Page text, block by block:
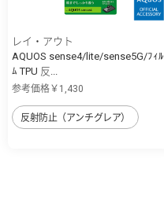
レイ・アウト
AQUOS sense4/lite/sense5G/ﾌｨﾙ
ﾑ TPU 反...
参考価格￥1,430
反射防止（アンチグレア）